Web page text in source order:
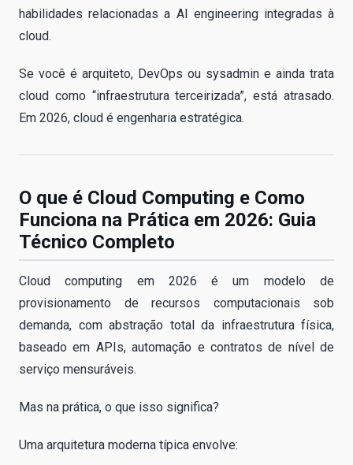
habilidades relacionadas a AI engineering integradas à
cloud.
Se você é arquiteto, DevOps ou sysadmin e ainda trata
cloud como “infraestrutura terceirizada”, está atrasado.
Em 2026, cloud é engenharia estratégica.
O que é Cloud Computing e Como
Funciona na Prática em 2026: Guia
Técnico Completo
Cloud computing em 2026 é um modelo de
provisionamento de recursos computacionais sob
demanda, com abstração total da infraestrutura física,
baseado em APIs, automação e contratos de nível de
serviço mensuráveis.
Mas na prática, o que isso significa?
Uma arquitetura moderna típica envolve: